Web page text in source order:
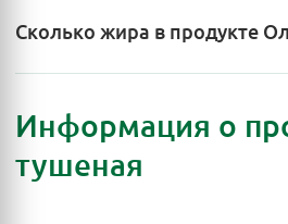
Сколько жира в продукте
Информация о
тушеная